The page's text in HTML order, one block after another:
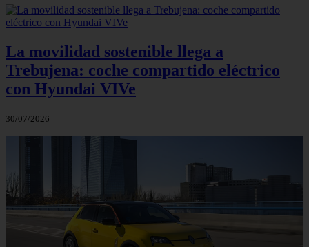
La movilidad sostenible llega a
Trebujena: coche compartido eléctrico
con Hyundai VIVe
30/07/2026